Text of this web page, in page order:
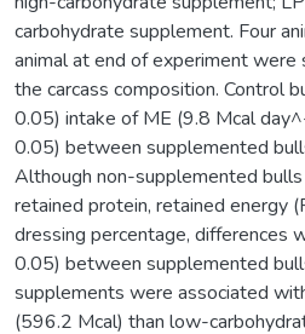
carbohydrate supplement. Four
animal at end of experiment
the carcass composition. Control
0.05) intake of ME (9.8 Mcal
0.05) between supplemented
Although non-supplemented
retained protein, retained energy
dressing percentage, differences
0.05) between supplemented
supplements were associated
(596.2 Mcal) than low-